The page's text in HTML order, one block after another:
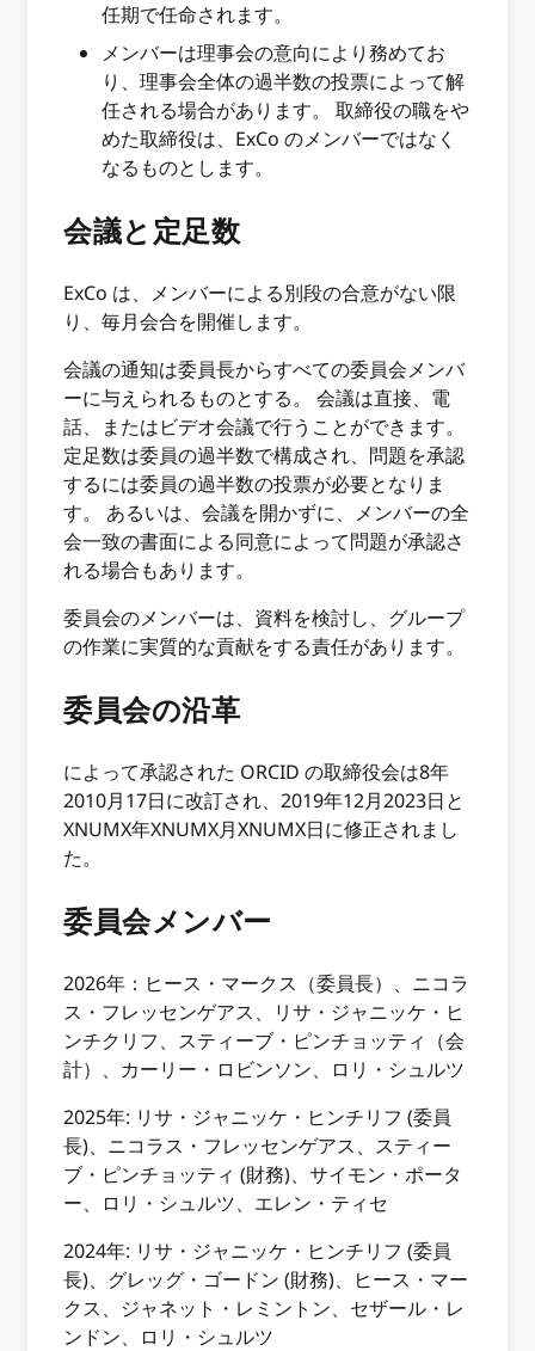
任期で任命されます。
メンバーは理事会の意向により務めてお
り、理事会全体の過半数の投票によって解
任される場合があります。 取締役の職をや
めた取締役は、ExCo のメンバーではなく
なるものとします。
会議と定足数
ExCo は、メンバーによる別段の合意がない限
り、毎月会合を開催します。
会議の通知は委員長からすべての委員会メンバ
ーに与えられるものとする。 会議は直接、電
話、またはビデオ会議で行うことができます。
定足数は委員の過半数で構成され、問題を承認
するには委員の過半数の投票が必要となりま
す。 あるいは、会議を開かずに、メンバーの全
会一致の書面による同意によって問題が承認さ
れる場合もあります。
委員会のメンバーは、資料を検討し、グループ
の作業に実質的な貢献をする責任があります。
委員会の沿革
によって承認された ORCID の取締役会は8年
2010月17日に改訂され、2019年12月2023日と
XNUMX年XNUMX月XNUMX日に修正されまし
た。
委員会メンバー
2026年：ヒース・マークス（委員長）、ニコラ
ス・フレッセンゲアス、リサ・ジャニッケ・ヒ
ンチクリフ、スティーブ・ピンチョッティ（会
計）、カーリー・ロビンソン、ロリ・シュルツ
2025年: リサ・ジャニッケ・ヒンチリフ (委員
長)、ニコラス・フレッセンゲアス、スティー
ブ・ピンチョッティ (財務)、サイモン・ポータ
ー、ロリ・シュルツ、エレン・ティセ
2024年: リサ・ジャニッケ・ヒンチリフ (委員
長)、グレッグ・ゴードン (財務)、ヒース・マー
クス、ジャネット・レミントン、セザール・レ
ンドン、ロリ・シュルツ